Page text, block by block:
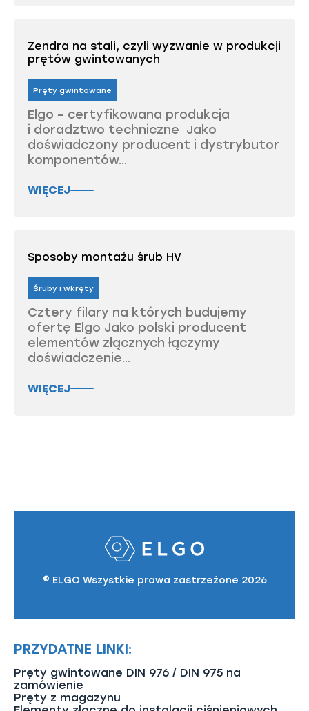
Zendra na stali, czyli wyzwanie w produkcji
prętów gwintowanych
Pręty gwintowane
Elgo – certyfikowana produkcja
i doradztwo techniczne Jako
doświadczony producent i dystrybutor
komponentów...
WIĘCEJ
Sposoby montażu śrub HV
Śruby i wkręty
Cztery filary na których budujemy
ofertę Elgo Jako polski producent
elementów złącznych łączymy
doświadczenie...
WIĘCEJ
© ELGO Wszystkie prawa zastrzeżone 2026
PRZYDATNE LINKI:
Pręty gwintowane DIN 976 / DIN 975 na
zamówienie
Pręty z magazynu